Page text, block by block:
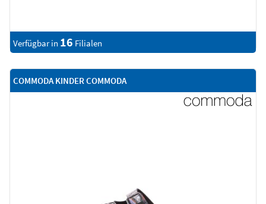
Verfügbar in 16 Filialen
COMMODA KINDER COMMODA